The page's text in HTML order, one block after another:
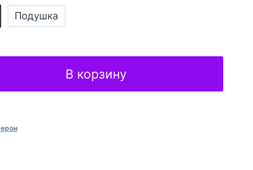
Подушка
В корзину